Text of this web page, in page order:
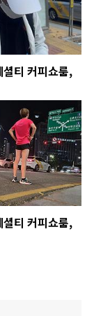
티 커피쇼룸,
티 커피쇼룸,